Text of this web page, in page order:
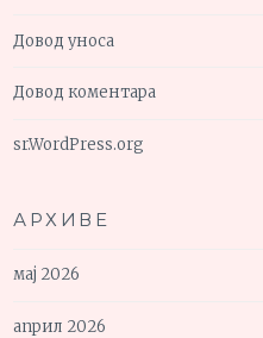
Довод уноса
Довод коментара
sr.WordPress.org
АРХИВЕ
мај 2026
април 2026